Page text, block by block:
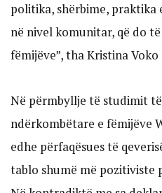
politika, shërbime, praktika
në nivel komunitar, që do
fëmijëve”, tha Kristina
Në përmbyllje të studimit
ndërkombëtare e fëmijëve
edhe përfaqësues të
tablo shumë më pozitiviste